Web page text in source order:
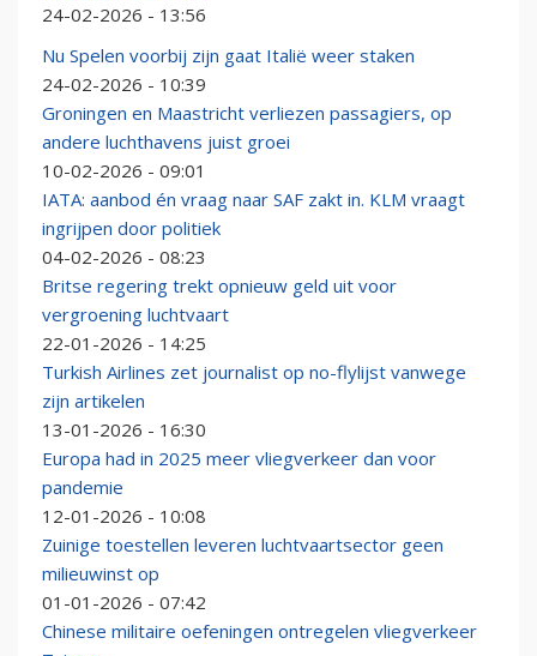
24-02-2026 - 13:56
Nu Spelen voorbij zijn gaat Italië weer staken
24-02-2026 - 10:39
Groningen en Maastricht verliezen passagiers, op
andere luchthavens juist groei
10-02-2026 - 09:01
IATA: aanbod én vraag naar SAF zakt in. KLM vraagt
ingrijpen door politiek
04-02-2026 - 08:23
Britse regering trekt opnieuw geld uit voor
vergroening luchtvaart
22-01-2026 - 14:25
Turkish Airlines zet journalist op no-flylijst vanwege
zijn artikelen
13-01-2026 - 16:30
Europa had in 2025 meer vliegverkeer dan voor
pandemie
12-01-2026 - 10:08
Zuinige toestellen leveren luchtvaartsector geen
milieuwinst op
01-01-2026 - 07:42
Chinese militaire oefeningen ontregelen vliegverkeer